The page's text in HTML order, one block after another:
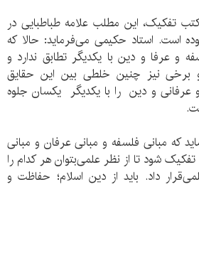
تفکیک، این مطلب علامه طباطبایی در
است. استاد حکیمی می‌فرماید: حالا که
عرفا و دین با یکدیگر تطابق ندارد و
و برخی نیز چنین خلطی بین این حقایق
عرفانی و دین را با یکدیگر یکسان جلوه
که مبانی فلسفه و مبانی عرفان و مبانی
شود تا از نظر علمی‌بتوان هر کدام را
داد. باید از دین اسلام؛ حفاظت و